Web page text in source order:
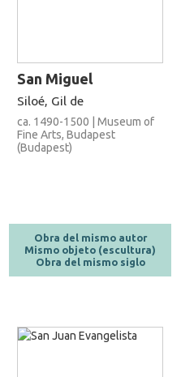
San Miguel
Siloé, Gil de
ca. 1490-1500 | Museum of
Fine Arts, Budapest
(Budapest)
Obra del mismo autor
Mismo objeto (escultura)
Obra del mismo siglo